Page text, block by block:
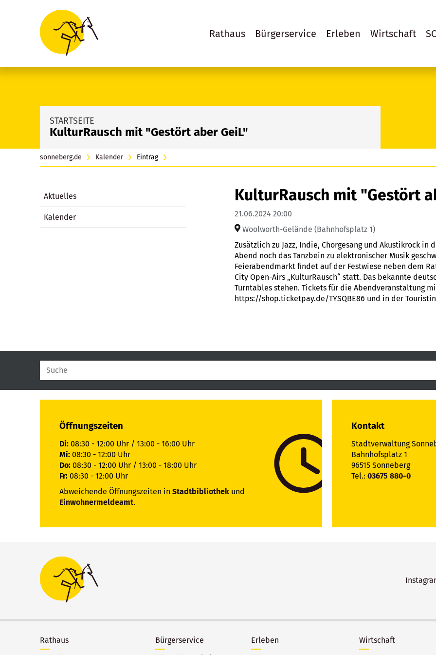
Rathaus Bürgerservice Erleben Wirtschaft
STARTSEITE
KulturRausch mit "Gestört aber GeiL"
sonneberg.de Kalender Eintrag
KulturRausch mit "Gestört
21.06.2024 20:00
Woolworth-Gelände (Bahnhofsplatz 1)
Zusätzlich zu Jazz, Indie, Chorgesang und Akustikrock in
Abend noch das Tanzbein zu elektronischer Musik
Feierabendmarkt findet auf der Festwiese neben dem
City Open-Airs „KulturRausch“ statt. Das bekannte
Turntables stehen. Tickets für die Abendveranstaltung
https://shop.ticketpay.de/TYSQBE86 und in der
Aktuelles
Kalender
Öffnungszeiten
Di: 08:30 - 12:00 Uhr / 13:00 - 16:00 Uhr
Mi: 08:30 - 12:00 Uhr
Do: 08:30 - 12:00 Uhr / 13:00 - 18:00 Uhr
Fr: 08:30 - 12:00 Uhr
Abweichende Öffnungszeiten in Stadtbibliothek und
Einwohnermeldeamt.
Kontakt
Stadtverwaltung
Bahnhofsplatz 1
96515 Sonneberg
Tel.: 03675 880-0
Rathaus Bürgerservice Erleben Wirtschaft